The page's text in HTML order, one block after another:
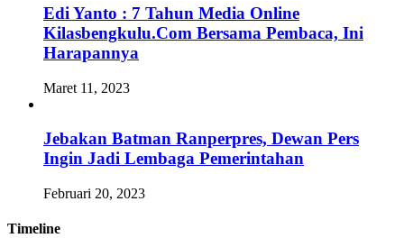
Edi Yanto : 7 Tahun Media Online
Kilasbengkulu.Com Bersama Pembaca, Ini
Harapannya
Maret 11, 2023
Jebakan Batman Ranperpres, Dewan Pers
Ingin Jadi Lembaga Pemerintahan
Februari 20, 2023
Timeline